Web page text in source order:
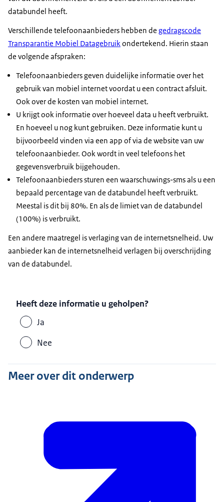
databundel heeft.
Verschillende telefoonaanbieders hebben de gedragscode
Transparantie Mobiel Datagebruik ondertekend. Hierin staan
de volgende afspraken:
Telefoonaanbieders geven duidelijke informatie over het
gebruik van mobiel internet voordat u een contract afsluit.
Ook over de kosten van mobiel internet.
U krijgt ook informatie over hoeveel data u heeft verbruikt.
En hoeveel u nog kunt gebruiken. Deze informatie kunt u
bijvoorbeeld vinden via een app of via de website van uw
telefoonaanbieder. Ook wordt in veel telefoons het
gegevensverbruik bijgehouden.
Telefoonaanbieders sturen een waarschuwings-sms als u een
bepaald percentage van de databundel heeft verbruikt.
Meestal is dit bij 80%. En als de limiet van de databundel
(100%) is verbruikt.
Een andere maatregel is verlaging van de internetsnelheid. Uw
aanbieder kan de internetsnelheid verlagen bij overschrijding
van de databundel.
Heeft deze informatie u geholpen?
Ja
Nee
Meer over dit onderwerp